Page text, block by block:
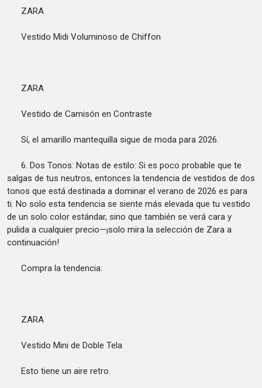
ZARA
Vestido Midi Voluminoso de Chiffon
ZARA
Vestido de Camisón en Contraste
Sí, el amarillo mantequilla sigue de moda para 2026.
6. Dos Tonos: Notas de estilo: Si es poco probable que te
salgas de tus neutros, entonces la tendencia de vestidos de dos
tonos que está destinada a dominar el verano de 2026 es para
ti. No solo esta tendencia se siente más elevada que tu vestido
de un solo color estándar, sino que también se verá cara y
pulida a cualquier precio—¡solo mira la selección de Zara a
continuación!
Compra la tendencia:
ZARA
Vestido Mini de Doble Tela
Esto tiene un aire retro.